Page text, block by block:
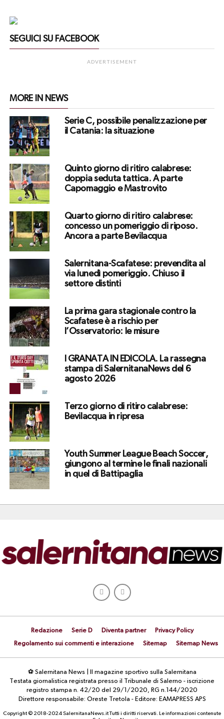
SEGUICI SU FACEBOOK
ADVERTISEMENT
MORE IN NEWS
Serie C, possibile penalizzazione per
il Catania: la situazione
Quinto giorno di ritiro calabrese:
doppia seduta tattica. A parte
Capomaggio e Mastrovito
Quarto giorno di ritiro calabrese:
concesso un pomeriggio di riposo.
Ancora a parte Bevilacqua
Salernitana-Scafatese: prevendita al
via lunedì pomeriggio. Chiuso il
settore distinti
La prima gara stagionale contro la
Scafatese è a rischio per
l’Osservatorio: le misure
I GRANATA IN EDICOLA. La rassegna
stampa di SalernitanaNews del 6
agosto 2026
Terzo giorno di ritiro calabrese:
Bevilacqua in ripresa
Youth Summer League Beach Soccer,
giungono al termine le finali nazionali
in quel di Battipaglia
Redazione Serie D Diventa partner
Privacy Policy
Regolamento sui commenti e interazione
Sitemap Sitemap News
⚽ Salernitana News | Il magazine sportivo sulla Salernitana
Testata giornalistica registrata presso il Tribunale di Salerno - iscrizione
registro stampa n. 42/20 del 29/1/2020, RG n.144/2020
Direttore responsabile: Oreste Tretola - Editore: EAMAPRESS APS
Copyright © 2018-2024 SalernitanaNews.it Tutti i diritti riservati. Le informazioni contenute